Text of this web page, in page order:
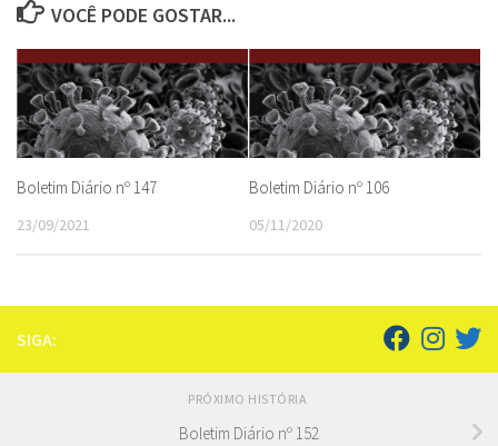
VOCÊ PODE GOSTAR...
Boletim Diário nº 147
23/09/2021
Boletim Diário nº 106
05/11/2020
SIGA:
PRÓXIMO HISTÓRIA
Boletim Diário nº 152